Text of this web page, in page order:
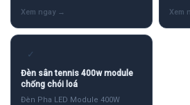
✓
Đèn sân tennis 400w module
chống chói loá
Đèn Pha LED Module 400W